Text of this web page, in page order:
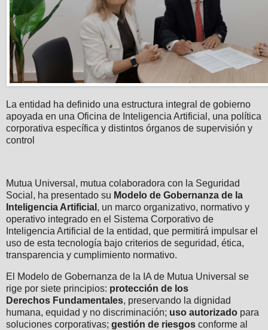
La entidad ha definido una estructura integral de gobierno
apoyada en una Oficina de Inteligencia Artificial, una política
corporativa específica y distintos órganos de supervisión y
control
Mutua Universal, mutua colaboradora con la Seguridad
Social, ha presentado su Modelo de Gobernanza de la
Inteligencia Artificial , un marco organizativo, normativo y
operativo integrado en el Sistema Corporativo de
Inteligencia Artificial de la entidad, que permitirá impulsar el
uso de esta tecnología bajo criterios de seguridad, ética,
transparencia y cumplimiento normativo.
El Modelo de Gobernanza de la IA de Mutua Universal se
rige por siete principios: protección de los
Derechos Fundamentales, preservando la dignidad
humana, equidad y no discriminación; uso autorizado para
soluciones corporativas; gestión de riesgos conforme al